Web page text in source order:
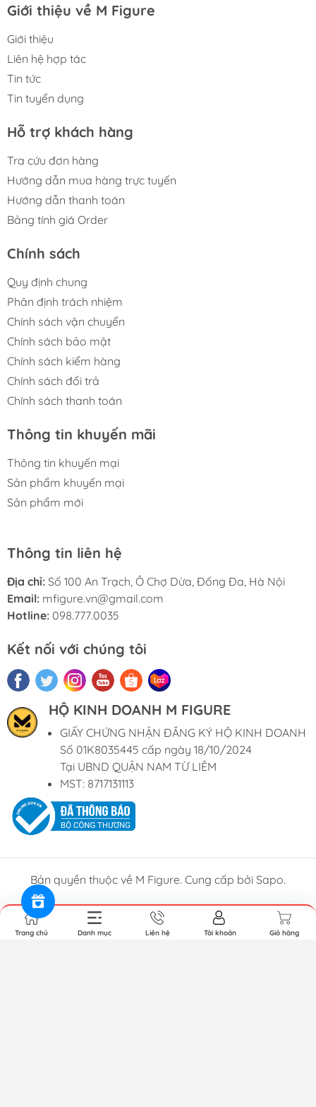
Giới thiệu về M Figure
Giới thiệu
Liên hệ hợp tác
Tin tức
Tin tuyển dụng
Hỗ trợ khách hàng
Tra cứu đơn hàng
Hướng dẫn mua hàng trực tuyến
Hướng dẫn thanh toán
Bảng tính giá Order
Chính sách
Quy định chung
Phân định trách nhiệm
Chính sách vận chuyển
Chính sách bảo mật
Chính sách kiểm hàng
Chính sách đổi trả
Chính sách thanh toán
Thông tin khuyến mãi
Thông tin khuyến mại
Sản phẩm khuyến mại
Sản phẩm mới
Thông tin liên hệ
Địa chỉ: Số 100 An Trạch, Ô Chợ Dừa, Đống Đa, Hà Nội
Email: mfigure.vn@gmail.com
Hotline: 098.777.0035
Kết nối với chúng tôi
HỘ KINH DOANH M FIGURE
GIẤY CHỨNG NHẬN ĐĂNG KÝ HỘ KINH DOANH
Số 01K8035445 cấp ngày 18/10/2024
Tại UBND QUẬN NAM TỪ LIÊM
MST: 8717131113
Bản quyền thuộc về M Figure. Cung cấp bởi Sapo.
Trang chủ Danh mục Liên hệ Tài khoản Giỏ hàng